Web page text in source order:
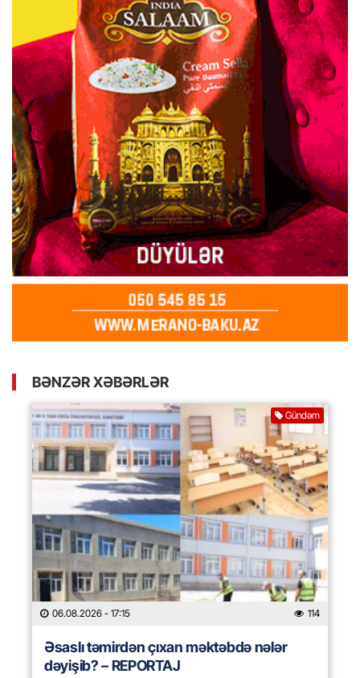
BƏNZƏR XƏBƏRLƏR
Gündəm
06.08.2026 - 17:15 114
Əsaslı təmirdən çıxan məktəbdə nələr
dəyişib? – REPORTAJ